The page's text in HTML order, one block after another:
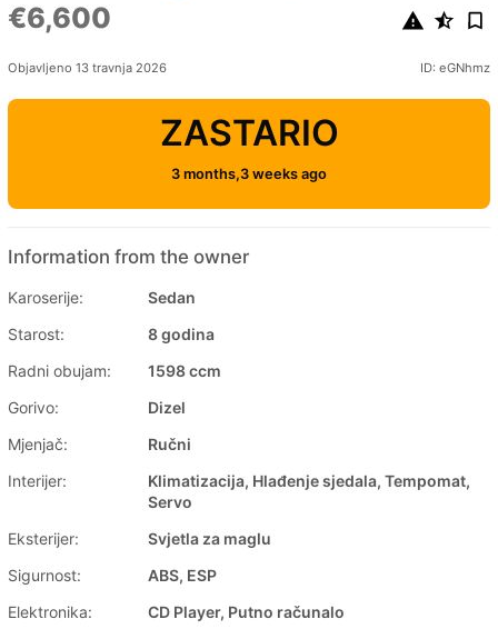
€6,600
Objavljeno 13 travnja 2026 ID: eGNhmz
ZASTARIO
3 months,3 weeks ago
Information from the owner
Karoserije:
Sedan
Starost:
8 godina
Radni obujam:
1598 ccm
Gorivo:
Dizel
Mjenjač:
Ručni
Interijer:
Klimatizacija, Hlađenje sjedala, Tempomat,
Servo
Eksterijer:
Svjetla za maglu
Sigurnost:
ABS, ESP
Elektronika:
CD Player, Putno računalo